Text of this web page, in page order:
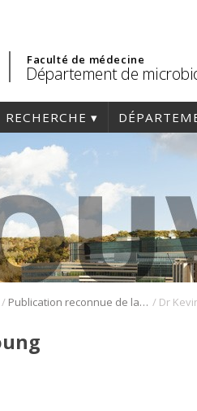
Faculté de médecine
Département de
RECHERCHE
/ Publication reconnue de la Dre Catherine Paradis-Bleau / Dr